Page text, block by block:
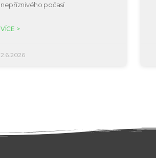
nepříznivého počasí
VÍCE >
2.6.2026